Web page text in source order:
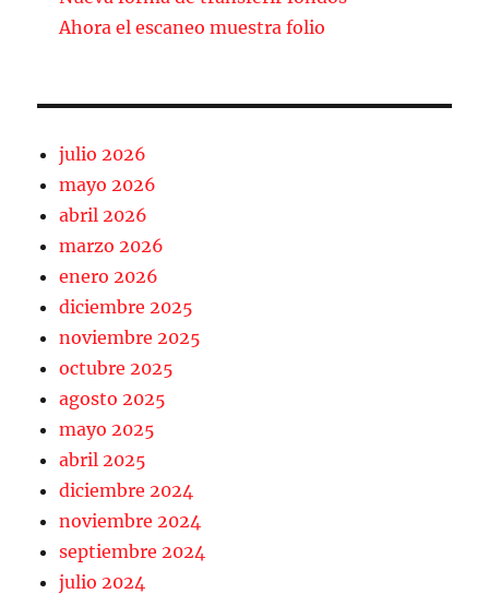
Ahora el escaneo muestra folio
julio 2026
mayo 2026
abril 2026
marzo 2026
enero 2026
diciembre 2025
noviembre 2025
octubre 2025
agosto 2025
mayo 2025
abril 2025
diciembre 2024
noviembre 2024
septiembre 2024
julio 2024